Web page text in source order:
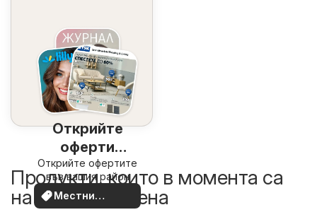
Открийте
оферти
наблизо
Открийте офертите
във вашия район
Местни
оферти
Продукти, които в момента са
на по-добра цена